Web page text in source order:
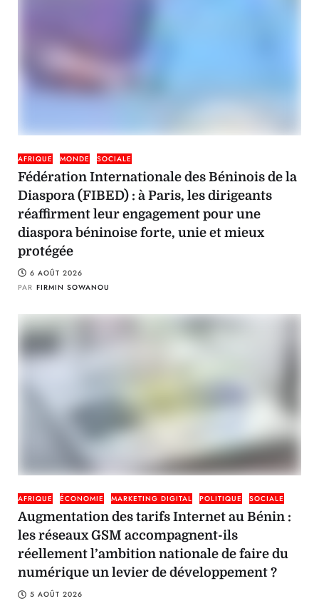
AFRIQUE MONDE SOCIALE
Fédération Internationale des Béninois de la
Diaspora (FIBED) : à Paris, les dirigeants
réaffirment leur engagement pour une
diaspora béninoise forte, unie et mieux
protégée
6 AOÛT 2026
PAR FIRMIN SOWANOU
AFRIQUE ÉCONOMIE MARKETING DIGITAL POLITIQUE SOCIALE
Augmentation des tarifs Internet au Bénin :
les réseaux GSM accompagnent-ils
réellement l’ambition nationale de faire du
numérique un levier de développement ?
5 AOÛT 2026